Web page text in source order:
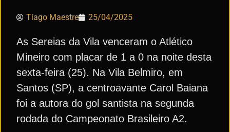
Tiago Maestre 25/04/2025
As Sereias da Vila venceram o Atlético
Mineiro com placar de 1 a 0 na noite desta
sexta-feira (25). Na Vila Belmiro, em
Santos (SP), a centroavante Carol Baiana
foi a autora do gol santista na segunda
rodada do Campeonato Brasileiro A2.